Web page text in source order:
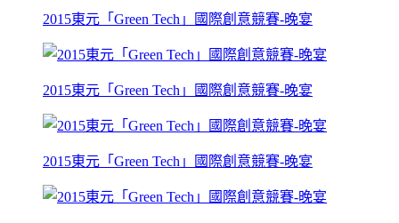
2015東元「Green Tech」國際創意競賽-晚宴
2015東元「Green Tech」國際創意競賽-晚宴
2015東元「Green Tech」國際創意競賽-晚宴